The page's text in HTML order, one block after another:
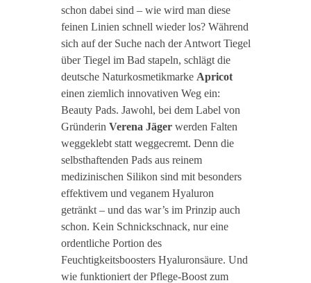
schon dabei sind – wie wird man diese
feinen Linien schnell wieder los? Während
sich auf der Suche nach der Antwort Tiegel
über Tiegel im Bad stapeln, schlägt die
deutsche Naturkosmetikmarke Apricot
einen ziemlich innovativen Weg ein:
Beauty Pads. Jawohl, bei dem Label von
Gründerin Verena Jägerwerden Falten
weggeklebt statt weggecremt. Denn die
selbsthaftenden Pads aus reinem
medizinischen Silikon sind mit besonders
effektivem und veganem Hyaluron
getränkt – und das war’s im Prinzip auch
schon. Kein Schnickschnack, nur eine
ordentliche Portion des
Feuchtigkeitsboosters Hyaluronsäure. Und
wie funktioniert der Pflege-Boost zum